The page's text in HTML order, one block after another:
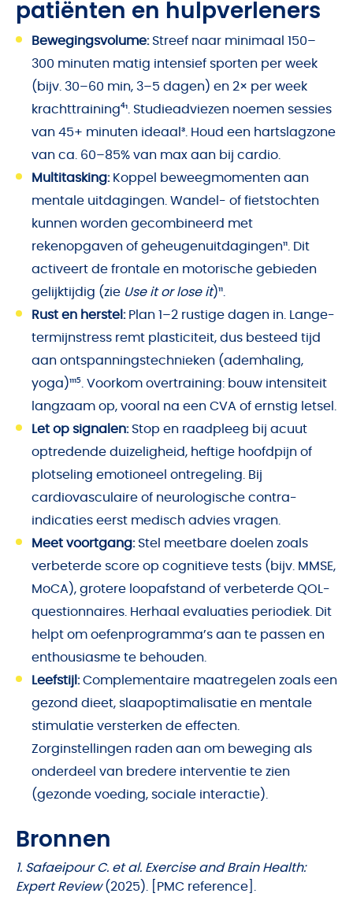
patiënten en hulpverleners
Bewegingsvolume:Streef naar minimaal 150–
300 minuten matig intensief sporten per week
(bijv. 30–60 min, 3–5 dagen) en 2× per week
krachttraining⁴¹. Studieadviezen noemen sessies
van 45+ minuten ideaal³. Houd een hartslagzone
van ca. 60–85% van max aan bij cardio.
Multitasking:Koppel beweegmomenten aan
mentale uitdagingen. Wandel- of fietstochten
kunnen worden gecombineerd met
rekenopgaven of geheugenuitdagingen¹¹. Dit
activeert de frontale en motorische gebieden
gelijktijdig (zie Use it or lose it)¹¹.
Rust en herstel:Plan 1–2 rustige dagen in. Lange-
termijnstress remt plasticiteit, dus besteed tijd
aan ontspanningstechnieken (ademhaling,
yoga)¹¹¹⁵. Voorkom overtraining: bouw intensiteit
langzaam op, vooral na een CVA of ernstig letsel.
Let op signalen:Stop en raadpleeg bij acuut
optredende duizeligheid, heftige hoofdpijn of
plotseling emotioneel ontregeling. Bij
cardiovasculaire of neurologische contra-
indicaties eerst medisch advies vragen.
Meet voortgang:Stel meetbare doelen zoals
verbeterde score op cognitieve tests (bijv. MMSE,
MoCA), grotere loopafstand of verbeterde QOL-
questionnaires. Herhaal evaluaties periodiek. Dit
helpt om oefenprogramma’s aan te passen en
enthousiasme te behouden.
Leefstijl:Complementaire maatregelen zoals een
gezond dieet, slaapoptimalisatie en mentale
stimulatie versterken de effecten.
Zorginstellingen raden aan om beweging als
onderdeel van bredere interventie te zien
(gezonde voeding, sociale interactie).
Bronnen
1. Safaeipour C. et al. Exercise and Brain Health:
Expert Review(2025). [PMC reference].